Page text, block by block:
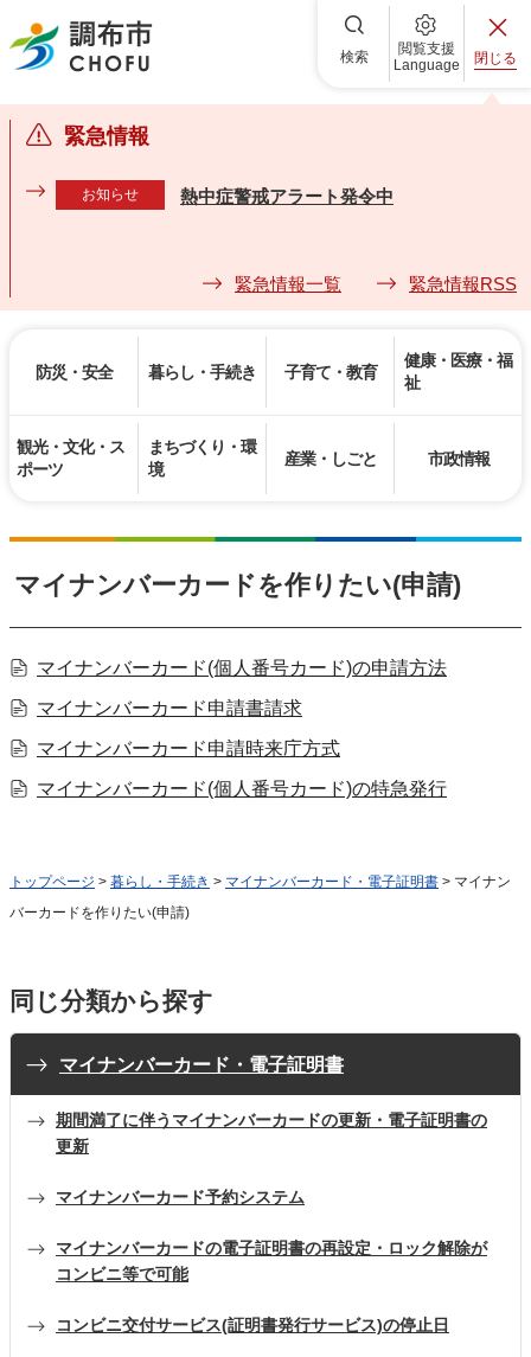
調布市 検索
閲覧支援
Language
閉じる
緊急情報
お知らせ 熱中症警戒アラート発令中
緊急情報一覧 緊急情報RSS
防災・安全 暮らし・手続き 子育て・教育
健康・医療・福
祉
観光・文化・ス
ポーツ
まちづくり・環
境
産業・しごと 市政情報
マイナンバーカードを作りたい(申請)
マイナンバーカード(個人番号カード)の申請方法
マイナンバーカード申請書請求
マイナンバーカード申請時来庁方式
マイナンバーカード(個人番号カード)の特急発行
トップページ > 暮らし・手続き > マイナンバーカード・電子証明書 > マイナン
バーカードを作りたい(申請)
同じ分類から探す
マイナンバーカード・電子証明書
期間満了に伴うマイナンバーカードの更新・電子証明書の
更新
マイナンバーカード予約システム
マイナンバーカードの電子証明書の再設定・ロック解除が
コンビニ等で可能
コンビニ交付サービス(証明書発行サービス)の停止日